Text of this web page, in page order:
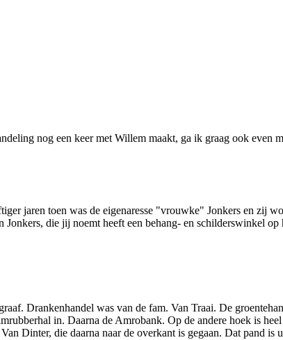
nog een keer met Willem maakt, ga ik graag ook even
jaren toen was de eigenaresse "vrouwke" Jonkers en zij
Jonkers, die jij noemt heeft een behang- en schilderswinkel
Drankenhandel was van de fam. Van Traai. De
in. Daarna de Amrobank. Op de andere hoek is
Dinter, die daarna naar de overkant is gegaan. Dat pand